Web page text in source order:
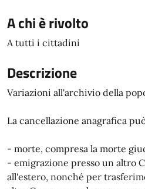
A chi è rivolto
A tutti i cittadini
Descrizione
Variazioni all'archivio della
La cancellazione anagrafica
- morte, compresa la morte
- emigrazione presso un altro
all'estero, nonché per